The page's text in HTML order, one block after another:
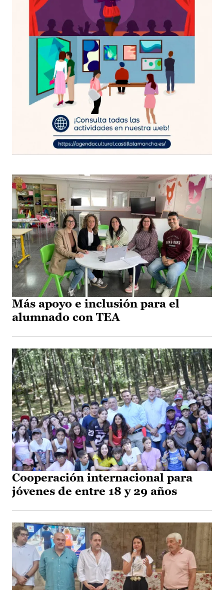
Más apoyo e inclusión para el
alumnado con TEA
Cooperación internacional para
jóvenes de entre 18 y 29 años